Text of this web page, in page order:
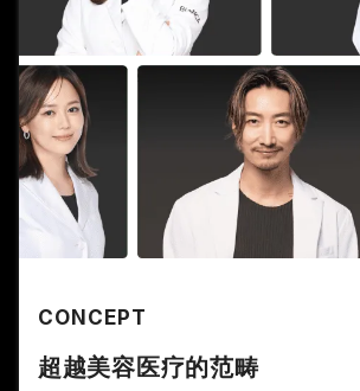
CONCEPT
超越美容医疗的范畴